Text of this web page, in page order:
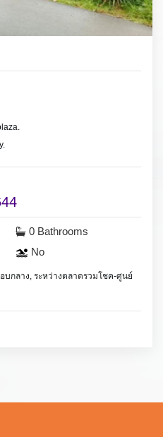
0 Bathrooms
No
บกลาง, ระหว่างตลาดรวมโชค-ศูนย์
Land area 2 Rai (3200 meter).,